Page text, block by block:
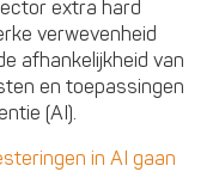
extra hard
verwevenheid
afhankelijkheid van
en toepassingen
(AI).
in AI gaan